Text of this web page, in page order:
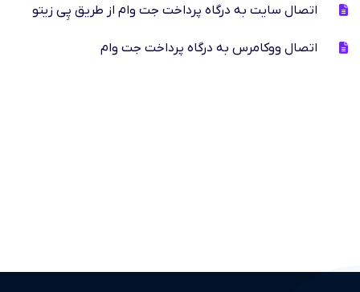
اتصال سایت به درگاه پرداخت جت وام از طریق پِی زیتو
اتصال ووکامرس به درگاه پرداخت جت وام